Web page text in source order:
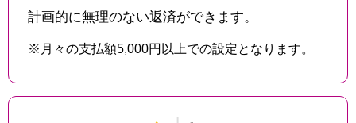
計画的に無理のない返済ができます。
※月々の支払額5,000円以上での設定となります。